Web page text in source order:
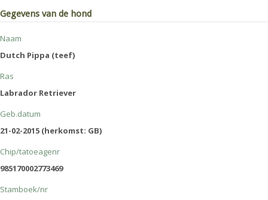
Gegevens van de hond
Naam
Dutch Pippa (teef)
Ras
Labrador Retriever
Geb.datum
21-02-2015 (herkomst: GB)
Chip/tatoeagenr
985170002773469
Stamboek/nr